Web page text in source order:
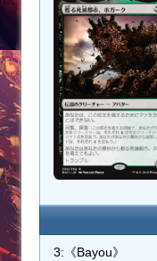
3:《Bayou》